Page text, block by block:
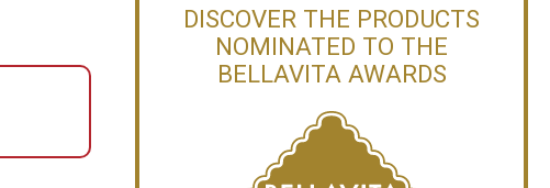
DISCOVER THE PRODUCTS
NOMINATED TO THE
BELLAVITA AWARDS